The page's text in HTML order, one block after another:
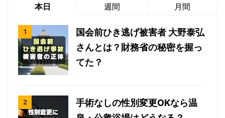
本日 週間 月間
国会前ひき逃げ被害者 大野泰弘
さんとは？財務省の秘密を握っ
てた？
手術なしの性別変更OKなら温